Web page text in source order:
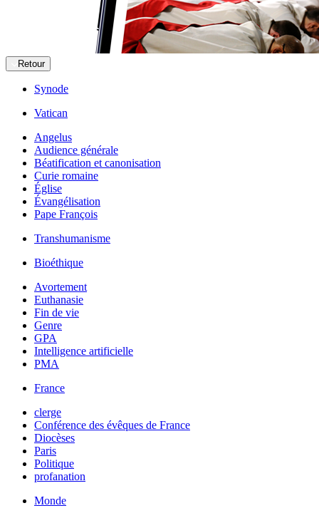
Retour
Synode
Vatican
Angelus
Audience générale
Béatification et canonisation
Curie romaine
Église
Évangélisation
Pape François
Transhumanisme
Bioéthique
Avortement
Euthanasie
Fin de vie
Genre
GPA
Intelligence artificielle
PMA
France
clerge
Conférence des évêques de France
Diocèses
Paris
Politique
profanation
Monde